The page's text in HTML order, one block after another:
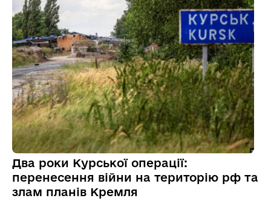
Два роки Курської операції:
перенесення війни на територію рф та
злам планів Кремля